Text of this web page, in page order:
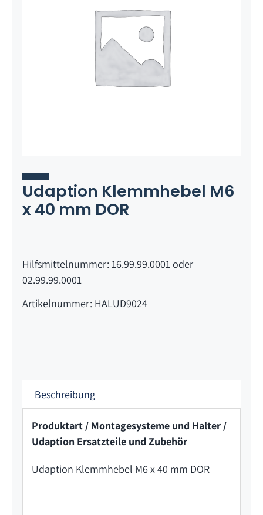
Udaption Klemmhebel M6
x 40 mm DOR
Hilfsmittelnummer: 16.99.99.0001 oder
02.99.99.0001
Artikelnummer: HALUD9024
Beschreibung
Produktart / Montagesysteme und Halter /
Udaption Ersatzteile und Zubehör
Udaption Klemmhebel M6 x 40 mm DOR